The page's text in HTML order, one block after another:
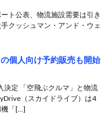
ト公表、物流施設需要は引き
クッシュマン・アンド・ウェ
個人向け予約販売も開始
決定 「空飛ぶクルマ」と物流
（スカイドライブ）は4
機「[…]